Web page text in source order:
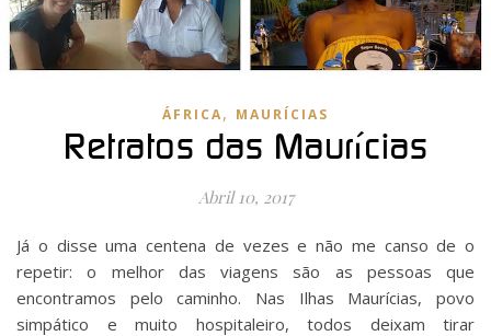
ÁFRICA, MAURÍCIAS
Retratos das Maurícias
Abril 10, 2017
Já o disse uma centena de vezes e não me canso de o
repetir: o melhor das viagens são as pessoas que
encontramos pelo caminho. Nas Ilhas Maurícias, povo
simpático e muito hospitaleiro, todos deixam tirar